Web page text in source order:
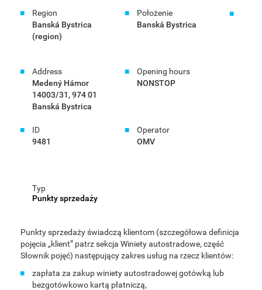
Region
Banská Bystrica
(region)
Położenie
Banská Bystrica
Address
Medený Hámor
14003/31, 974 01
Banská Bystrica
Opening hours
NONSTOP
ID
9481
Operator
OMV
Typ
Punkty sprzedaży
Punkty sprzedaży świadczą klientom (szczegółowa definicja
pojęcia „klient” patrz sekcja Winiety autostradowe, część
Słownik pojęć) następujący zakres usług na rzecz klientów:
zapłata za zakup winiety autostradowej gotówką lub
bezgotówkowo kartą płatniczą,